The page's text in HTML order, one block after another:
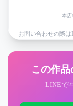
本店
お問い合わせの際
この作
LINEで